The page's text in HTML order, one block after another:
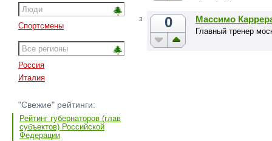
Спортсмены
Россия
Италия
"Свежие" рейтинги:
Рейтинг губернаторов (глав
субъектов) Российской
Федерации
3 0 Массимо
Главный тренер